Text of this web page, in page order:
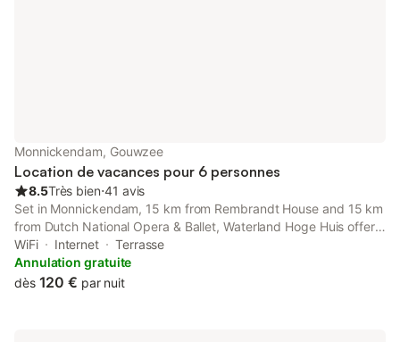
Monnickendam, Gouwzee
Location de vacances pour 6 personnes
8.5Très bien⋅41 avis
Set in Monnickendam, 15 km from Rembrandt House and 15 km
from Dutch National Opera & Ballet, Waterland Hoge Huis offers
a garden and air conditioning.
WiFi Internet
Terrasse
Annulation gratuite
dès 120 € par nuit